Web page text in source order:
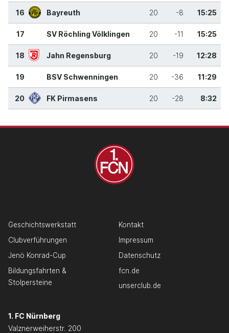
16 Bayreuth 20 -8 15:25
17 SV Röchling Völklingen 20 -11 15:25
18 Jahn Regensburg 20 -19 12:28
19 BSV Schwenningen 20 -36 11:29
20 FK Pirmasens 20 -28 8:32
Geschichtswerkstatt
Clubverführungen
Jenö Konrad-Cup
Bildungsfahrten &
Stolpersteine
Kontakt
Impressum
Datenschutz
fcn.de
unserclub.de
1. FC Nürnberg
Valznerweiherstr. 200